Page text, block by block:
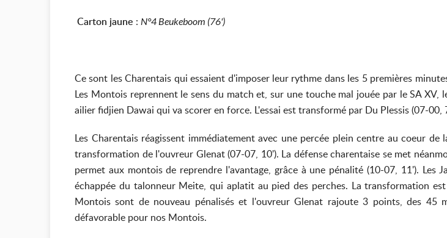
Carton jaune : N°4 Beukeboom (76')
Ce sont les Charentais qui essaient d'imposer leur rythme dans les 5 premières
Les Montois reprennent le sens du match et, sur une touche mal jouée par le SA
ailier fidjien Dawai qui va scorer en force. L'essai est transformé par Du Plessis (07-00,
Les Charentais réagissent immédiatement avec une percée plein centre au coeur
transformation de l'ouvreur Glenat (07-07, 10'). La défense charentaise se met
permet aux montois de reprendre l'avantage, grâce à une pénalité (10-07, 11').
échappée du talonneur Meite, qui aplatit au pied des perches. La transformation
Montois sont de nouveau pénalisés et l'ouvreur Glenat rajoute 3 points, des 45
défavorable pour nos Montois.